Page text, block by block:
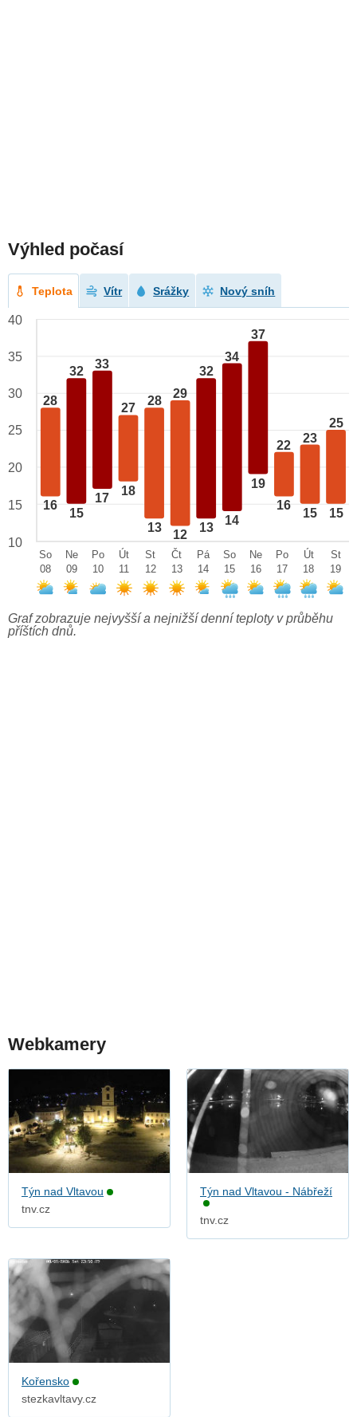
Výhled počasí
Teplota Vítr Srážky Nový sníh
28
16
32
15
33
17
27
18
28
13
29
12
32
13
34
14
37
19
22
16
23
15
25
15
40
35
30
25
20
15
10
So
08
Ne
09
Po
10
Út
11
St
12
Čt
13
Pá
14
So
15
Ne
16
Po
17
Út
18
St
19
Graf zobrazuje nejvyšší a nejnižší denní teploty v průběhu
příštích dnů.
Webkamery
Týn nad Vltavou
tnv.cz
Týn nad Vltavou - Nábřeží
tnv.cz
Kořensko
stezkavltavy.cz